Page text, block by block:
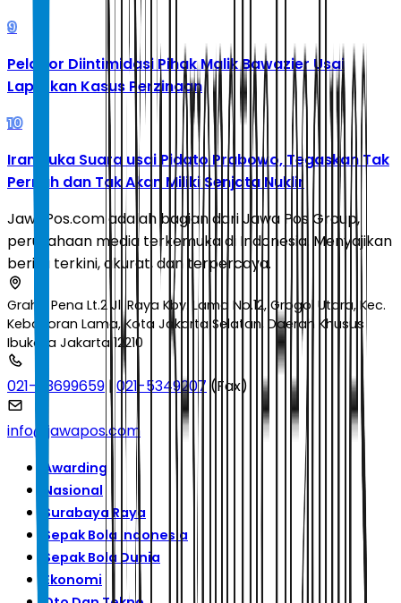
9
Pelapor Diintimidasi Pihak Malik Bawazier Usai
Laporkan Kasus Perzinaan
10
Iran Buka Suara usai Pidato Prabowo, Tegaskan Tak
Pernah dan Tak Akan Miliki Senjata Nuklir
JawaPos.com adalah bagian dari Jawa Pos Group,
perusahaan media terkemuka di Indonesia. Menyajikan
berita terkini, akurat, dan terpercaya.
Graha Pena Lt.2 Jl. Raya Kby. Lama No.12, Grogol Utara, Kec.
Kebayoran Lama, Kota Jakarta Selatan, Daerah Khusus
Ibukota Jakarta 12210
021-53699659 | 021-5349207 (Fax)
info@jawapos.com
Awarding
Nasional
Surabaya Raya
Sepak Bola Indonesia
Sepak Bola Dunia
Ekonomi